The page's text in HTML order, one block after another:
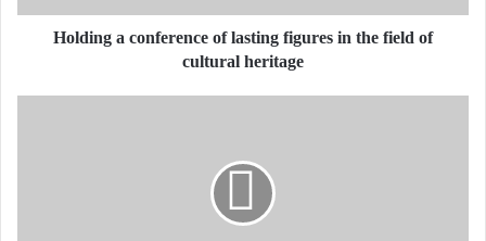
field
Holding a conference of lasting figures in the field of
cultural heritage